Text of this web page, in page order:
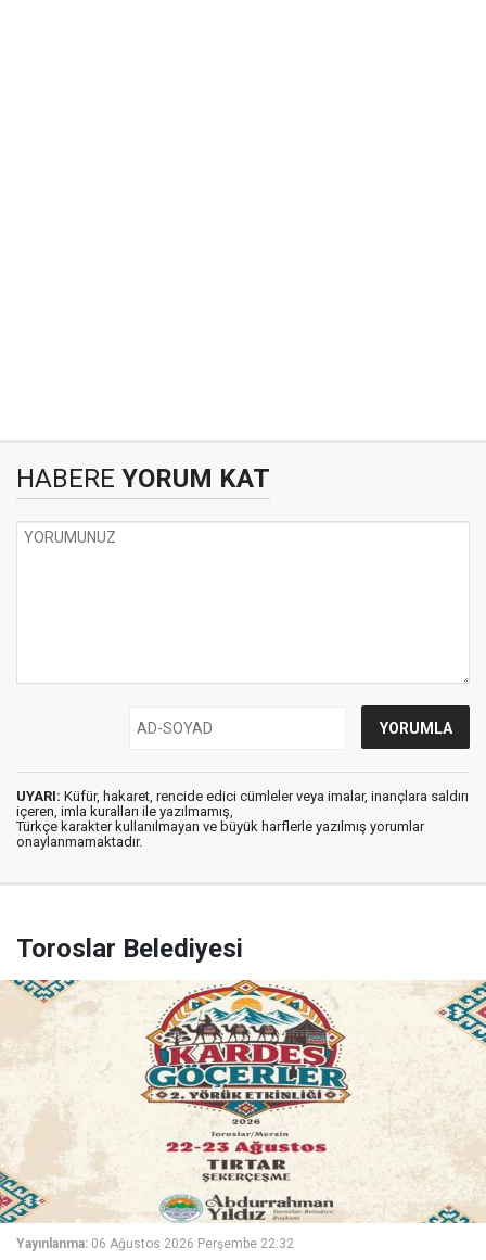
HABERE YORUM KAT
UYARI: Küfür, hakaret, rencide edici cümleler veya imalar, inançlara saldırı
içeren, imla kuralları ile yazılmamış,
Türkçe karakter kullanılmayan ve büyük harflerle yazılmış yorumlar
onaylanmamaktadır.
Toroslar Belediyesi
Yayınlanma: 06 Ağustos 2026 Perşembe 22:32